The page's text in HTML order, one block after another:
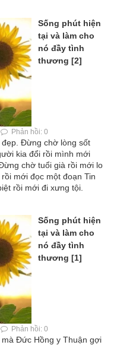
Sống phút hiện
tại và làm cho
nó đầy tình
thương [2]
Phản hồi: 0
Đừng chờ lòng sốt
kia đổi rồi mình mới
chờ tuổi già rồi mới lo
mới đọc một đoạn Tin
rồi mới đi xưng tội.
Sống phút hiện
tại và làm cho
nó đầy tình
thương [1]
Phản hồi: 0
mà Đức Hồng y Thuận gợi